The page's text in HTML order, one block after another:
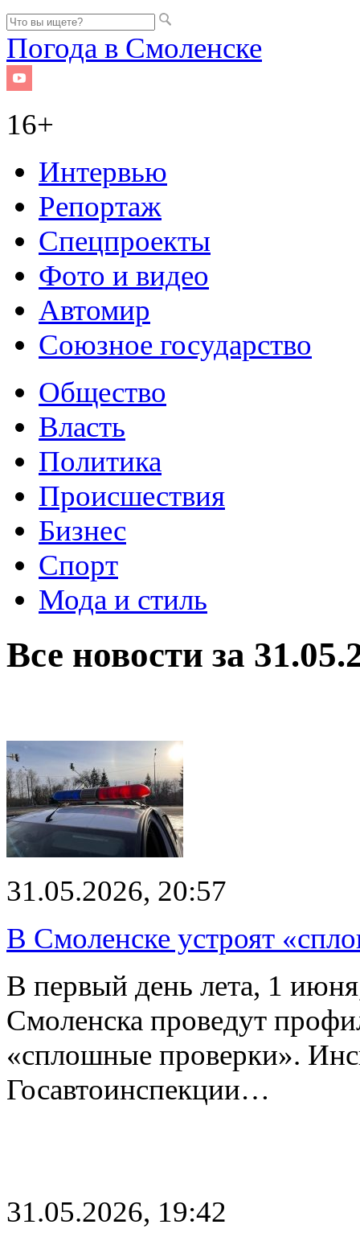
Погода в Смоленске
16+
Интервью
Репортаж
Спецпроекты
Фото и видео
Автомир
Союзное государство
Общество
Власть
Политика
Происшествия
Бизнес
Спорт
Мода и стиль
Все новости за
31.05.2026, 20:57
В Смоленске устроят
В первый день лета, 1
Смоленска проведут
«сплошные проверки».
Госавтоинспекции…
31.05.2026, 19:42